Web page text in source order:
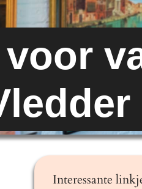
Interessante